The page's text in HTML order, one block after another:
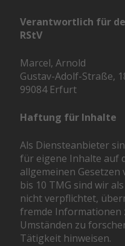
Verantwortlich für
RStV
Marcel, Arnold
Gustav-Adolf-Straße,
99084 Erfurt
Haftung für Inhalte
Als Diensteanbieter
für eigene Inhalte auf
allgemeinen Gesetzen
bis 10 TMG sind wir
nicht verpflichtet,
fremde Informationen
Umständen zu
Tätigkeit hinweisen.